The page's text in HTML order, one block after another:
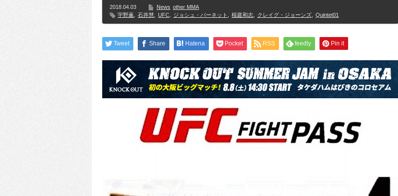
2018.04.03 News other MMA
宇野薫
石井慧 UFC ジョシュ・バーネット 桜庭和志 クレイグ・ジョーンズ Quintet01
Tweet Share Hatena Pocket RSS feedly Pin it